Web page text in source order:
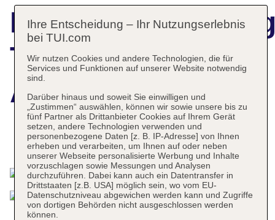
THB Bamboo
Alcudia
Das bietet Ihre Unterkunft
Ihre Entscheidung – Ihr Nutzungserlebnis
bei TUI.com
Wir nutzen Cookies und andere Technologien, die für
Services und Funktionen auf unserer Website notwendig
sind.
Darüber hinaus und soweit Sie einwilligen und
„Zustimmen“ auswählen, können wir sowie unsere bis zu
fünf Partner als Drittanbieter Cookies auf Ihrem Gerät
setzen, andere Technologien verwenden und
personenbezogene Daten [z. B. IP-Adresse] von Ihnen
erheben und verarbeiten, um Ihnen auf oder neben
unserer Webseite personalisierte Werbung und Inhalte
vorzuschlagen sowie Messungen und Analysen
durchzuführen. Dabei kann auch ein Datentransfer in
Drittstaaten [z.B. USA] möglich sein, wo vom EU-
Datenschutzniveau abgewichen werden kann und Zugriffe
von dortigen Behörden nicht ausgeschlossen werden
können.